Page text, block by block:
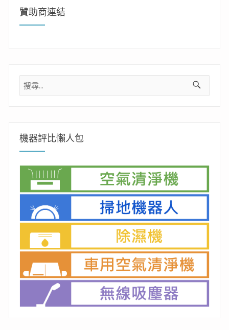
贊助商連結
搜
機器評比懶人包